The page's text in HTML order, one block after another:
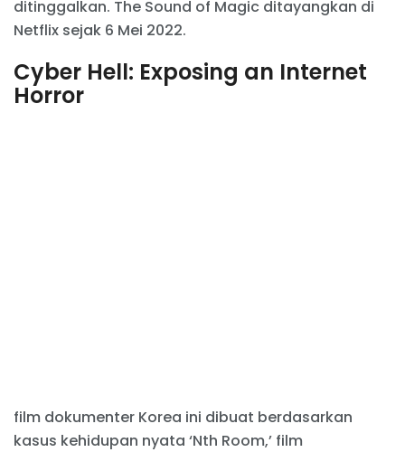
ditinggalkan. The Sound of Magic ditayangkan di
Netflix sejak 6 Mei 2022.
Cyber Hell: Exposing an Internet
Horror
film dokumenter Korea ini dibuat berdasarkan
kasus kehidupan nyata ‘Nth Room,’ film